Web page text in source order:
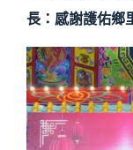
長：感謝護佑鄉